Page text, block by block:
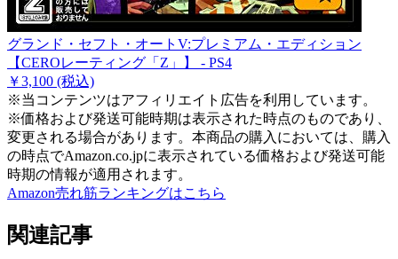
グランド・セフト・オートV:プレミアム・エディション
【CEROレーティング「Z」】 - PS4
￥3,100 (税込)
※当コンテンツはアフィリエイト広告を利用しています。
※価格および発送可能時期は表示された時点のものであり、
変更される場合があります。本商品の購入においては、購入
の時点でAmazon.co.jpに表示されている価格および発送可能
時期の情報が適用されます。
Amazon売れ筋ランキングはこちら
関連記事